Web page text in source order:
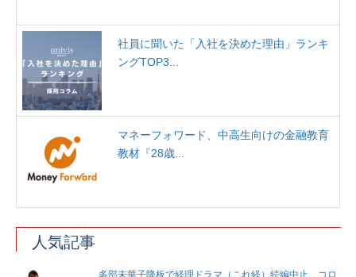
社員に聞いた「入社を決めた理由」ランキ
ングTOP3...
マネーフォワード、中高生向けの金融教育
教材『28歳...
人気記事